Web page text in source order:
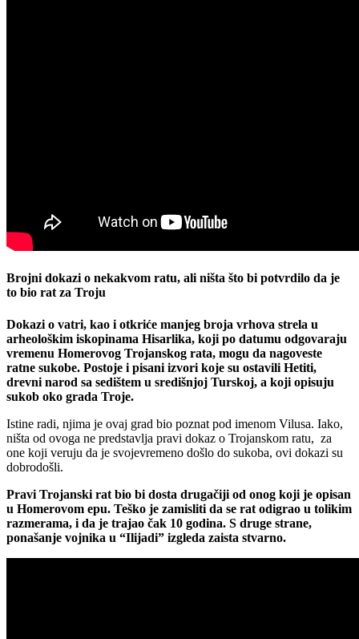
Brojni dokazi o nekakvom ratu, ali ništa što bi potvrdilo da je
to bio rat za Troju
Dokazi o vatri, kao i otkriće manjeg broja vrhova strela u
arheološkim iskopinama Hisarlika, koji po datumu odgovaraju
vremenu Homerovog Trojanskog rata, mogu da nagoveste
ratne sukobe. Postoje i pisani izvori koje su ostavili Hetiti,
drevni narod sa sedištem u središnjoj Turskoj, a koji opisuju
sukob oko grada Troje.
Istine radi, njima je ovaj grad bio poznat pod imenom Vilusa. Iako,
ništa od ovoga ne predstavlja pravi dokaz o Trojanskom ratu, za
one koji veruju da je svojevremeno došlo do sukoba, ovi dokazi su
dobrodošli.
Pravi Trojanski rat bio bi dosta drugačiji od onog koji je opisan
u Homerovom epu. Teško je zamisliti da se rat odigrao u tolikim
razmerama, i da je trajao čak 10 godina. S druge strane,
ponašanje vojnika u “Ilijadi” izgleda zaista stvarno.